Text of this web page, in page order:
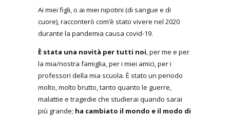
Ai miei figli, o ai miei nipotini (di sangue e di
cuore), racconterò com’è stato vivere nel 2020
durante la pandemia causa covid-19.
È stata una novità per tutti noi, per me e per
la mia/nostra famiglia, per i miei amici, per i
professori della mia scuola. È stato un periodo
molto, molto brutto, tanto quanto le guerre,
malattie e tragedie che studierai quando sarai
più grande; ha cambiato il mondo e il modo di